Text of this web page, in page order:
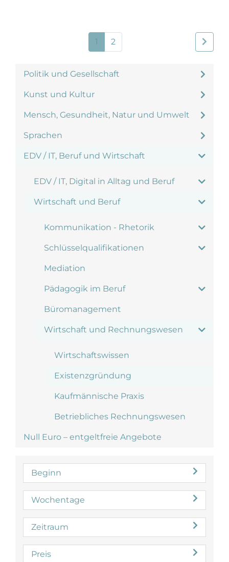
Politik und Gesellschaft
Kunst und Kultur
Mensch, Gesundheit, Natur und Umwelt
Sprachen
EDV / IT, Beruf und Wirtschaft
EDV / IT, Digital in Alltag und Beruf
Wirtschaft und Beruf
Kommunikation - Rhetorik
Schlüsselqualifikationen
Mediation
Pädagogik im Beruf
Büromanagement
Wirtschaft und Rechnungswesen
Wirtschaftswissen
Existenzgründung
Kaufmännische Praxis
Betriebliches Rechnungswesen
Null Euro – entgeltfreie Angebote
Beginn
Wochentage
Zeitraum
Preis
1 2